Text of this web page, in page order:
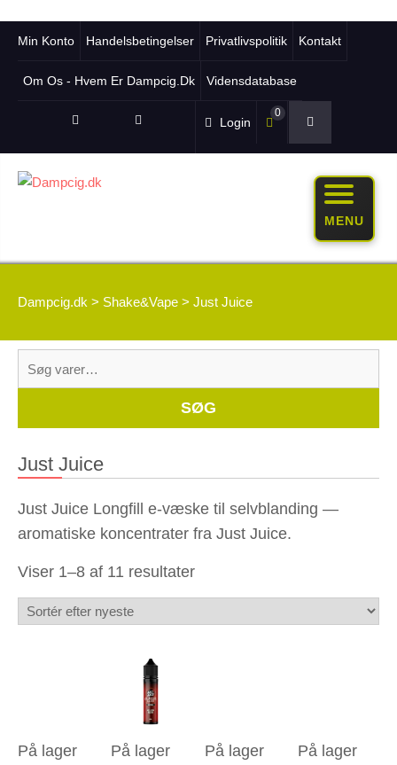
Min Konto Handelsbetingelser Privatlivspolitik Kontakt
Om Os - Hvem Er Dampcig.dk Vidensdatabase
Login
0
MENU
Dampcig.dk > Shake&Vape > Just Juice
SØG
Just Juice
Just Juice Longfill e-væske til selvblanding —
aromatiske koncentrater fra Just Juice.
Viser 1–8 af 11 resultaterSorteret
efter
seneste
På lager
På lager
På lager
På lager